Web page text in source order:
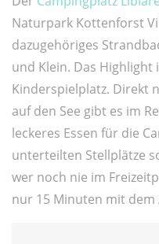
Naturpark Kottenforst
dazugehöriges
und Klein. Das
Kinderspielplatz. Direkt
auf den See gibt es im
leckeres Essen für die
unterteilten Stellplätze
wer noch nie im
nur 15 Minuten mit